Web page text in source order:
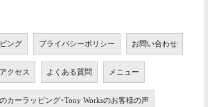
ング プライバシーポリシー お問い合わせ
アクセス よくある質問 メニュー
カーラッピング･Tony Worksのお客様の声